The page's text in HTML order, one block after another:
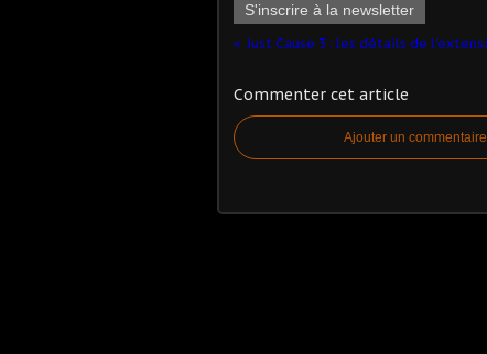
S'inscrire à la newsletter
Commenter cet article
Ajouter un commentaire